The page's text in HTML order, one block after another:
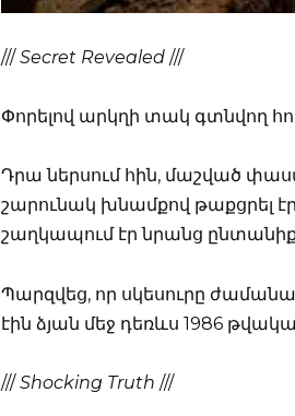
///Secret Revealed ///
Փորելով արկղի տակ գտնվող
Դրա ներսում հին, մաշված
շարունակ խնամքով թաքցրել էր
շաղկապում էր նրանց
Պարզվեց, որ սկեսուրը
էին ձյան մեջ դեռևս 1986
///Shocking Truth ///